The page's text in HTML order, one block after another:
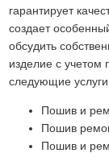
гарантирует
создает
обсудить
изделие с учетом
следующие
Пошив и
Пошив
Пошив и